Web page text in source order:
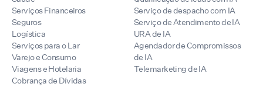
Serviços Financeiros
Seguros
Logística
Serviços para o Lar
Varejo e Consumo
Viagens e Hotelaria
Cobrança de Dívidas
Serviço de despacho com IA
Serviço de Atendimento de IA
URA de IA
Agendador de Compromissos
de IA
Telemarketing de IA